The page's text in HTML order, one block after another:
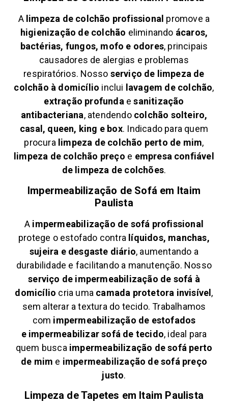
A limpeza de colchão profissional promove a
higienização de colchão eliminando ácaros,
bactérias, fungos, mofo e odores, principais
causadores de alergias e problemas
respiratórios. Nosso serviço de limpeza de
colchão à domicílio inclui lavagem de colchão,
extração profunda esanitização
antibacteriana, atendendo colchão solteiro,
casal, queen, king e box. Indicado para quem
procura limpeza de colchão perto de mim,
limpeza de colchão preço e empresa confiável
de limpeza de colchões.
Impermeabilização de Sofá em Itaim
Paulista
A impermeabilização de sofá profissional
protege o estofado contra líquidos, manchas,
sujeira e desgaste diário, aumentando a
durabilidade e facilitando a manutenção. Nosso
serviço de impermeabilização de sofá à
domicílio cria uma camada protetora invisível,
sem alterar a textura do tecido. Trabalhamos
com impermeabilização de estofados
e impermeabilizar sofá de tecido, ideal para
quem busca impermeabilização de sofá perto
de mim e impermeabilização de sofá preço
justo.
Limpeza de Tapetes em Itaim Paulista